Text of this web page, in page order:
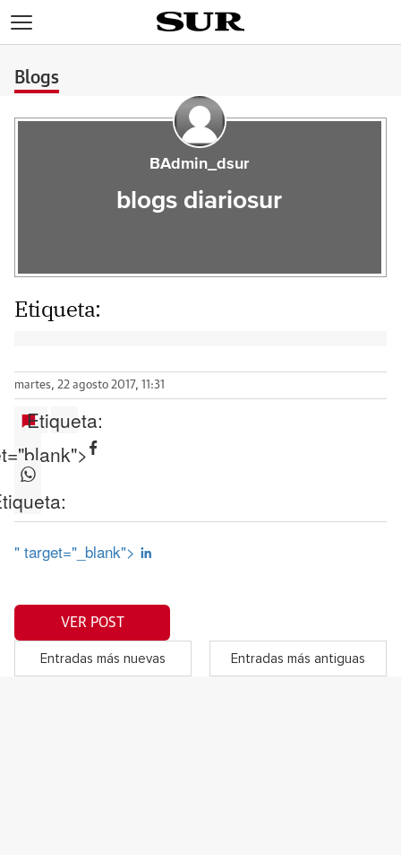
Blogs
BAdmin_dsur
blogs diariosur
Etiqueta:
martes, 22 agosto 2017, 11:31
Etiqueta:
" target="_blank">
VER POST
Entradas más nuevas Entradas más antiguas